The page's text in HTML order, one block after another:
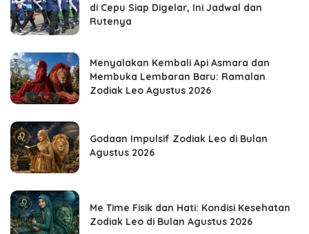
di Cepu Siap Digelar, Ini Jadwal dan
Rutenya
Menyalakan Kembali Api Asmara dan
Membuka Lembaran Baru: Ramalan
Zodiak Leo Agustus 2026
Godaan Impulsif Zodiak Leo di Bulan
Agustus 2026
Me Time Fisik dan Hati: Kondisi Kesehatan
Zodiak Leo di Bulan Agustus 2026